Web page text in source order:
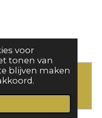
voor
tonen van
blijven maken
met JouwWeb